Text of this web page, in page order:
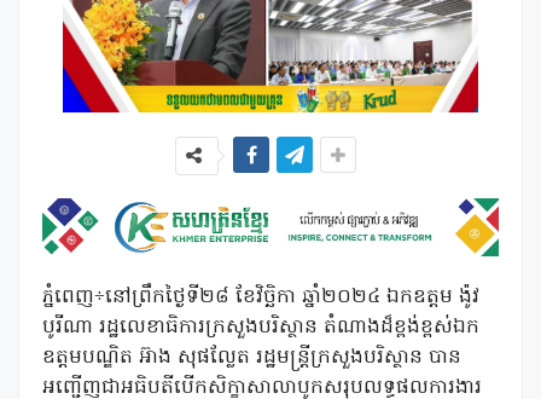
ភ្នំពេញ÷នៅព្រឹកថ្ងៃទី២៨ ខែវិច្ឆិកា ឆ្នាំ២០២៤ ឯកឧត្តម ង៉ូវ
បូរីណា រដ្ឋលេខាធិការក្រសួងបរិស្ថាន តំណាងដ៏ខ្ពង់ខ្ពស់ឯក
ឧត្តមបណ្ឌិត អ៊ាង សុផល្លែត រដ្ឋមន្ត្រីក្រសួងបរិស្ថាន បាន
អញ្ជើញជាអធិបតីបើកសិក្ខាសាលាបូកសរុបលទ្ធផលការងារ